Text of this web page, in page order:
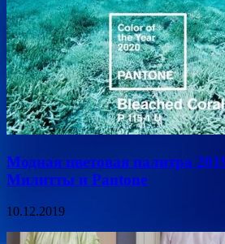
Модная цветовая палитра
Милитты и Pantone
10.12.2019